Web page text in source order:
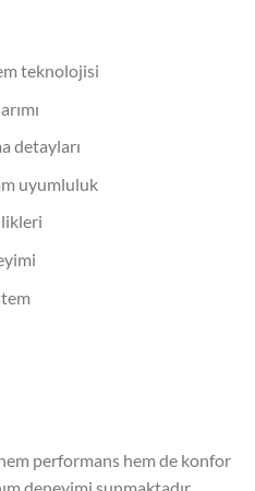
teknolojisi
detayları
uyumluluk
performans hem de konfor